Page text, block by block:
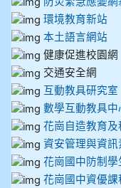
環境教育新站
本土語言網站
健康促進校園網
交通安全網
互動教具研究室
數學互動教具中
花崗自造教育及
資安管理與資訊
花崗國中防制
花崗國中資優課